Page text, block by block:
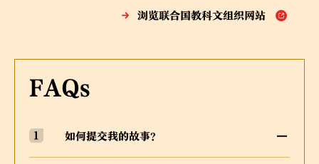
浏览联合国教科文组织网站
FAQs
如何提交我的故事？